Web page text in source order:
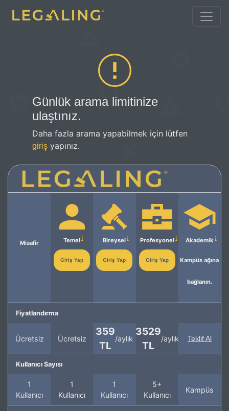
Günlük arama limitinize
ulaştınız.
Daha fazla arama yapabilmek için lütfen
giriş yapınız.
Misafir Temel
Giriş Yap
Bireysel
Giriş Yap
Profesyonel
Giriş Yap
Akademik
Kampüs ağına
bağlanın.
Fiyatlandırma
Ücretsiz Ücretsiz
359
TL
/aylık
3529
TL
/aylık Teklif Al
Kullanıcı Sayısı
1
Kullanıcı
1
Kullanıcı
1
Kullanıcı
5+
Kullanıcı
Kampüs